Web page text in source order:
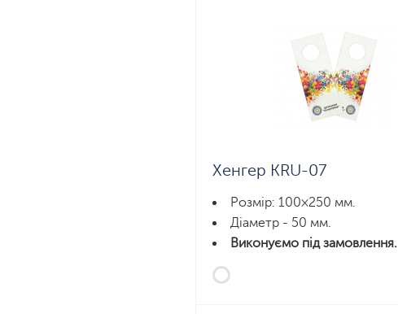
Хенгер KRU-07
Розмір: 100×250 мм.
Діаметр - 50 мм.
Виконуємо під замовлення.